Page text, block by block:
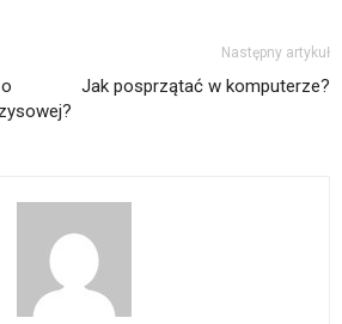
Następny artykuł
Jak posprzątać w komputerze?